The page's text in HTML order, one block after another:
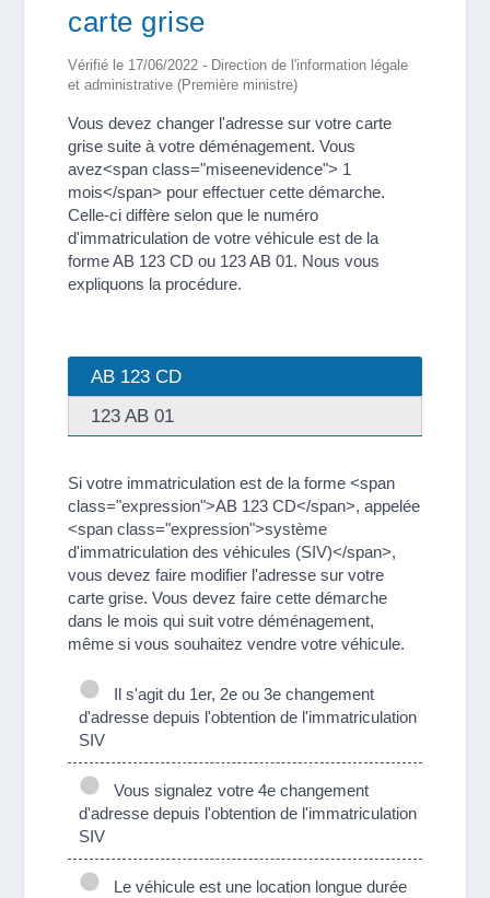
carte grise
Vérifié le 17/06/2022 - Direction de l'information légale
et administrative (Première ministre)
Vous devez changer l'adresse sur votre carte
grise suite à votre déménagement. Vous
avez<span class="miseenevidence"> 1
mois</span> pour effectuer cette démarche.
Celle-ci diffère selon que le numéro
d'immatriculation de votre véhicule est de la
forme AB 123 CD ou 123 AB 01. Nous vous
expliquons la procédure.
AB 123 CD
123 AB 01
Si votre immatriculation est de la forme <span
class="expression">AB 123 CD</span>, appelée
<span class="expression">système
d'immatriculation des véhicules (SIV)</span>,
vous devez faire modifier l'adresse sur votre
carte grise. Vous devez faire cette démarche
dans le mois qui suit votre déménagement,
même si vous souhaitez vendre votre véhicule.
Il s'agit du 1er, 2e ou 3e changement
d'adresse depuis l'obtention de l'immatriculation
SIV
Vous signalez votre 4e changement
d'adresse depuis l'obtention de l'immatriculation
SIV
Le véhicule est une location longue durée